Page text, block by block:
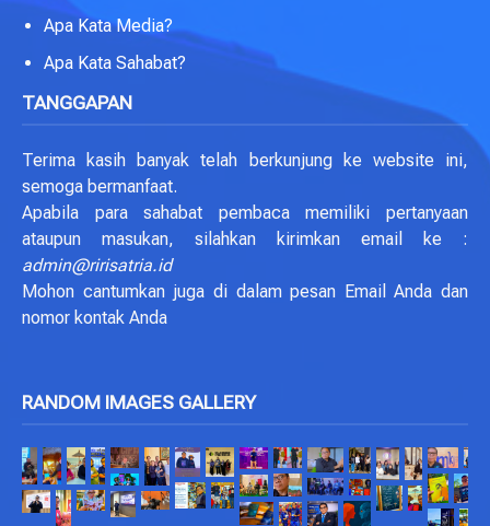
Apa Kata Media?
Apa Kata Sahabat?
TANGGAPAN
Terima kasih banyak telah berkunjung ke website ini,
semoga bermanfaat.
Apabila para sahabat pembaca memiliki pertanyaan
ataupun masukan, silahkan kirimkan email ke :
admin@ririsatria.id
Mohon cantumkan juga di dalam pesan Email Anda dan
nomor kontak Anda
RANDOM IMAGES GALLERY